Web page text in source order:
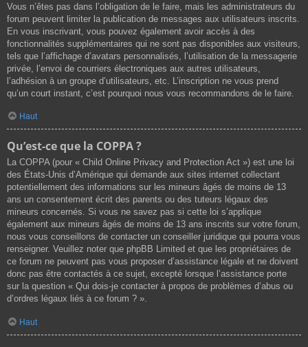
Vous n’êtes pas dans l’obligation de le faire, mais les administrateurs du
forum peuvent limiter la publication de messages aux utilisateurs inscrits.
En vous inscrivant, vous pouvez également avoir accès à des
fonctionnalités supplémentaires qui ne sont pas disponibles aux visiteurs,
tels que l’affichage d’avatars personnalisés, l’utilisation de la messagerie
privée, l’envoi de courriers électroniques aux autres utilisateurs,
l’adhésion à un groupe d’utilisateurs, etc. L’inscription ne vous prend
qu’un court instant, c’est pourquoi nous vous recommandons de le faire.
Haut
Qu’est-ce que la COPPA ?
La COPPA (pour « Child Online Privacy and Protection Act ») est une loi
des États-Unis d’Amérique qui demande aux sites internet collectant
potentiellement des informations sur les mineurs âgés de moins de 13
ans un consentement écrit des parents ou des tuteurs légaux des
mineurs concernés. Si vous ne savez pas si cette loi s’applique
également aux mineurs âgés de moins de 13 ans inscrits sur votre forum,
nous vous conseillons de contacter un conseiller juridique qui pourra vous
renseigner. Veuillez noter que phpBB Limited et que les propriétaires de
ce forum ne peuvent pas vous proposer d’assistance légale et ne doivent
donc pas être contactés à ce sujet, excepté lorsque l’assistance porte
sur la question « Qui dois-je contacter à propos de problèmes d’abus ou
d’ordres légaux liés à ce forum ? ».
Haut